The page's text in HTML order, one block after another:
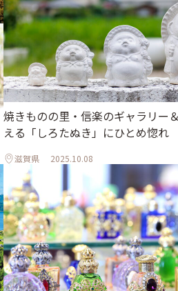
焼きものの里・信楽のギャラリー
える「しろたぬき」にひとめ惚れ
滋賀県 2025.10.08